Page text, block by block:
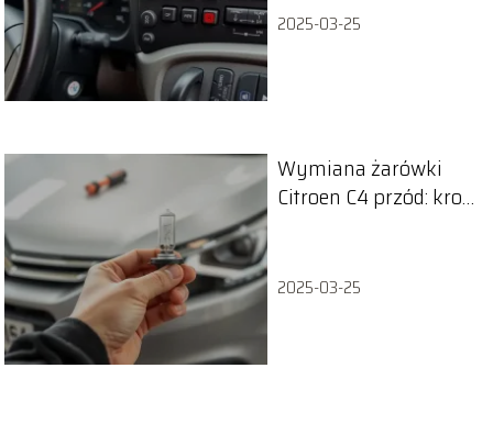
2025-03-25
Wymiana żarówki
Citroen C4 przód: krok
2025-03-25